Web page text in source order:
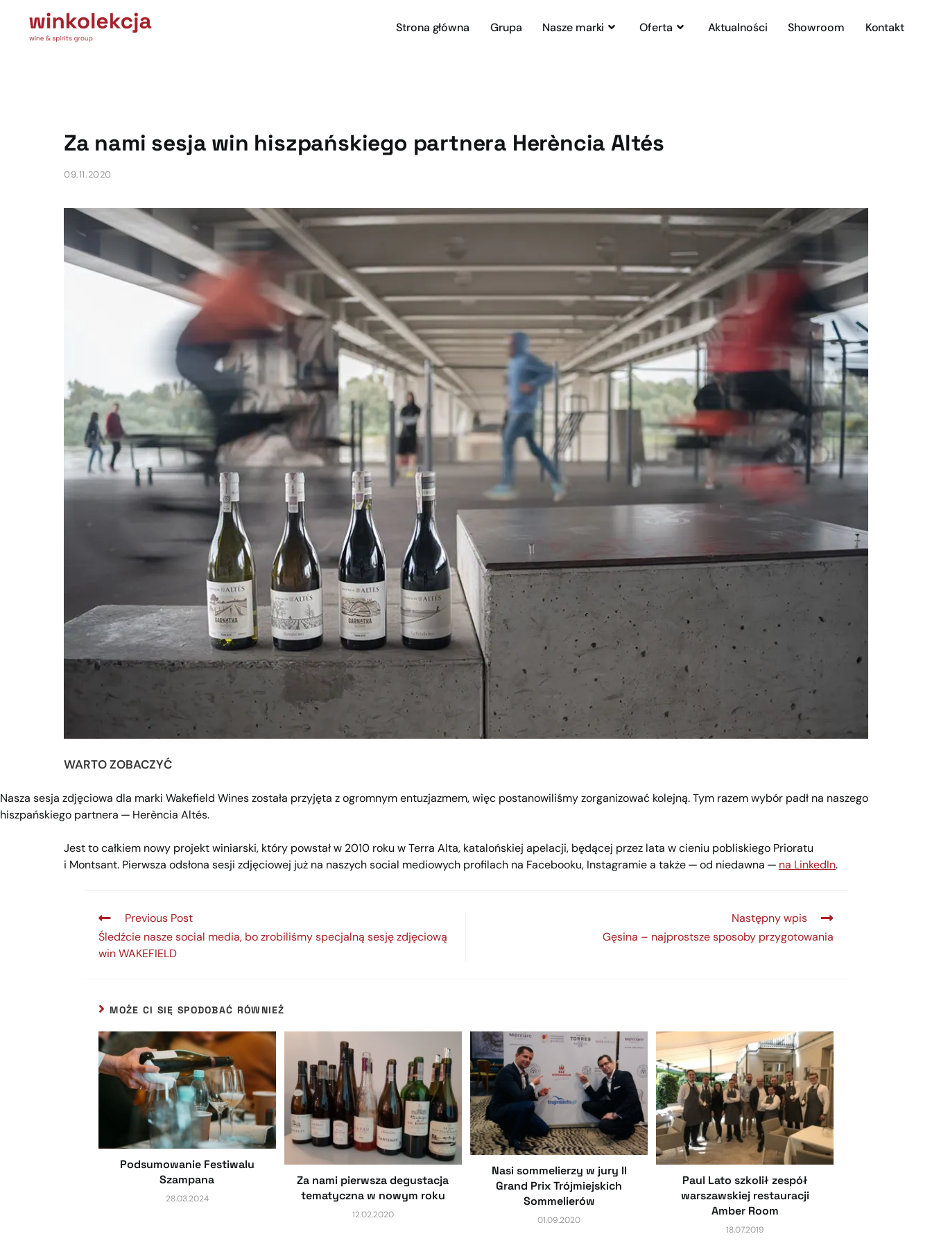
Strona główna Grupa Nasze marki Oferta Aktualności Showroom Kontakt
Za nami sesja win hiszpańskiego partnera Herència Altés
09.11.2020
WARTO ZOBACZYĆ
Nasza sesja zdjęciowa dla marki Wakefield Wines została przyjęta z ogromnym entuzjazmem, więc postanowiliśmy zorganizować kolejną. Tym razem wybór padł na naszego
hiszpańskiego partnera — Herència Altés.
Jest to całkiem nowy projekt winiarski, który powstał w 2010 roku w Terra Alta, katalońskiej apelacji, będącej przez lata w cieniu pobliskiego Prioratu
i Montsant. Pierwsza odsłona sesji zdjęciowej już na naszych social mediowych profilach na Facebooku, Instagramie a także — od niedawna — na LinkedIn.
Previous Post
Śledźcie nasze social media, bo zrobiliśmy specjalną sesję zdjęciową
win WAKEFIELD
Następny wpis
Gęsina – najprostsze sposoby przygotowania
MOŻE CI SIĘ SPODOBAĆ RÓWNIEŻ
Podsumowanie Festiwalu
Szampana
28.03.2024
Za nami pierwsza degustacja
tematyczna w nowym roku
12.02.2020
Nasi sommelierzy w jury II
Grand Prix Trójmiejskich
Sommelierów
01.09.2020
Paul Lato szkolił zespół
warszawskiej restauracji
Amber Room
18.07.2019